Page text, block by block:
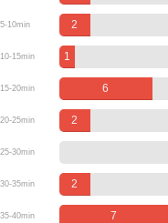
5-10min 2
10-15min 1
15-20min 6
20-25min 2
25-30min
30-35min 2
35-40min 7